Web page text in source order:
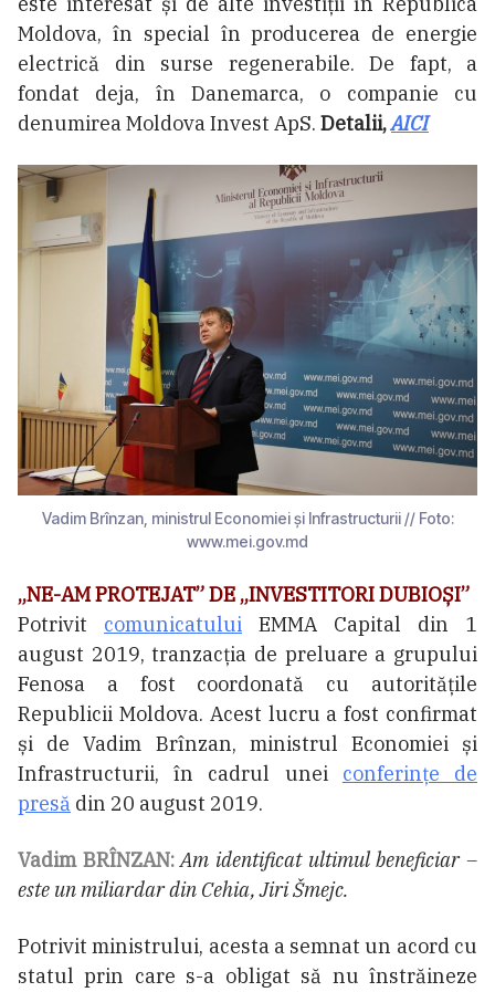
Moldova, în special în producerea de energie
electrică din surse regenerabile. De fapt, a
fondat deja, în Danemarca, o companie cu
denumirea Moldova Invest ApS. Detalii,AICI
Vadim Brînzan, ministrul Economiei și Infrastructurii // Foto:
www.mei.gov.md
„NE-AM PROTEJAT” DE „INVESTITORI DUBIOȘI”
Potrivit comunicatului EMMA Capital din 1
august 2019, tranzacția de preluare a grupului
Fenosa a fost coordonată cu autoritățile
Republicii Moldova. Acest lucru a fost confirmat
și de Vadim Brînzan, ministrul Economiei și
Infrastructurii, în cadrul unei conferințe de
presă din 20 august 2019.
Vadim BRÎNZAN: Am identificat ultimul beneficiar –
este un miliardar din Cehia, Jiri Šmejc.
Potrivit ministrului, acesta a semnat un acord cu
statul prin care s-a obligat să nu înstrăineze